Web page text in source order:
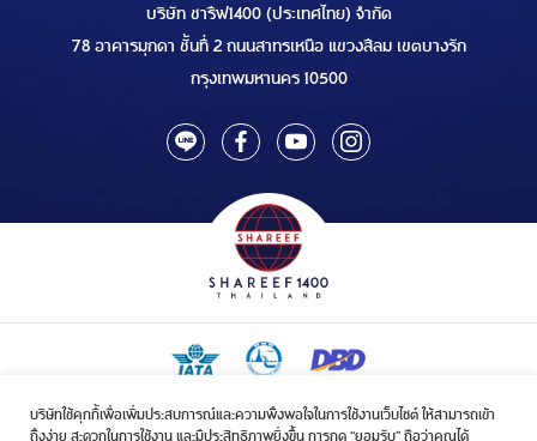
บริษัทใช้คุกกี้เพื่อเพิ่มประสบการณ์และความพึงพอใจในการใช้งานเว็บไซต์ ให้สามารถเข้า
ถึงง่าย สะดวกในการใช้งาน และมีประสิทธิภาพยิ่งขึ้น การกด “ยอมรับ” ถือว่าคุณได้
บริษัท ชารีฟ1400 (ประเทศไทย) จำกัด
78 อาคารมุกดา ชั้นที่ 2 ถนนสาทรเหนือ แขวงสีลม เขตบางรัก
กรุงเทพมหานคร 10500
ใบอนุญาตเป็นผู้ประกอบกิจการรับจัดบริการขนส่งในกิจการฮัจย์เลขที่ 1/2568